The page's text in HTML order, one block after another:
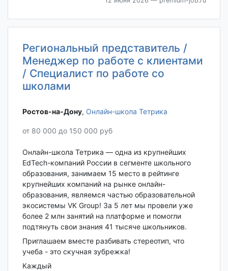
Региональный представитель /
Менеджер по работе с клиентами
/ Специалист по работе со
школами
Ростов-на-Дону‎, Онлайн-школа Тетрика
от 80 000 до 150 000 руб
Онлайн-школа Тетрика — одна из крупнейших
EdTech-компаний России в сегменте школьного
образования, занимаем 15 место в рейтинге
крупнейших компаний на рынке онлайн-
образования, являемся частью образовательной
экосистемы VK Group! За 5 лет мы провели уже
более 2 млн занятий на платформе и помогли
подтянуть свои знания 41 тысяче школьников.
Приглашаем вместе разбивать стереотип, что
учеба - это скучная зубрежка!
Каждый